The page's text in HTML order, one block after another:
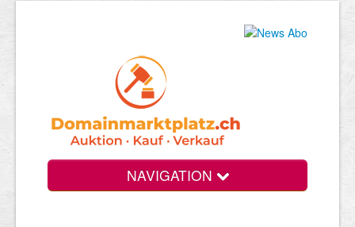
NAVIGATION